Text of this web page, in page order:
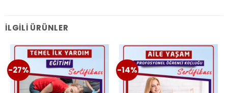
İLGILI ÜRÜNLER
-27% -14%